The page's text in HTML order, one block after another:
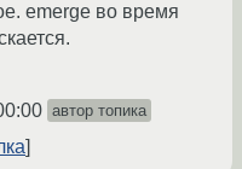
emerge во время
автор топика